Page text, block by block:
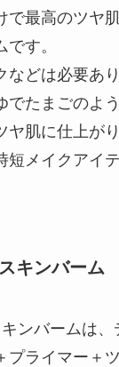
で最高のツヤ
す。
などは必要あ
でたまごのよ
ヤ肌に仕上がり
短メイクアイ
キンバーム
ンバームは
プライマー＋